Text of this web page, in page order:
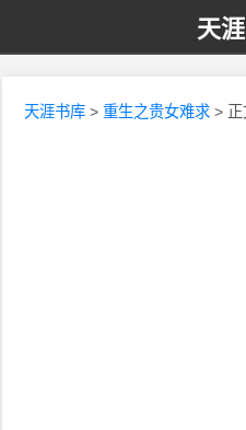
天
天涯书库 >重生之贵女难求 > 正